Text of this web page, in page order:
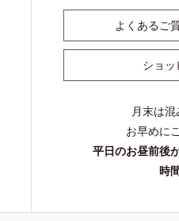
よくあるご
ショッ
月末は
お早めに
平日のお昼前後
時